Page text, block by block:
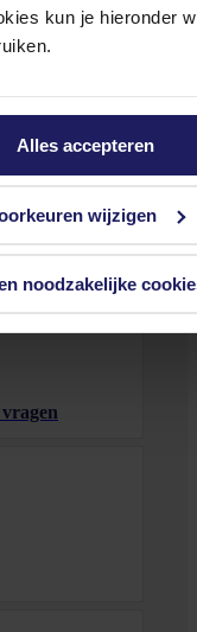
kun je hieronder
Alles accepteren
wijzigen
noodzakelijke
Onze deskundige
en verwijzen je
t/m vrijdag van 09.00